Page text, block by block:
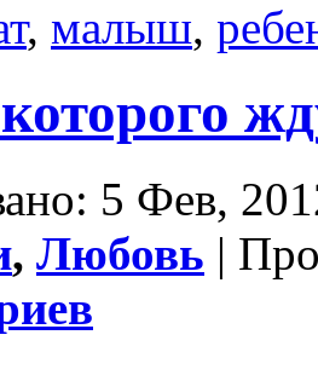
, малыш,
5 Фев,
, Любовь |